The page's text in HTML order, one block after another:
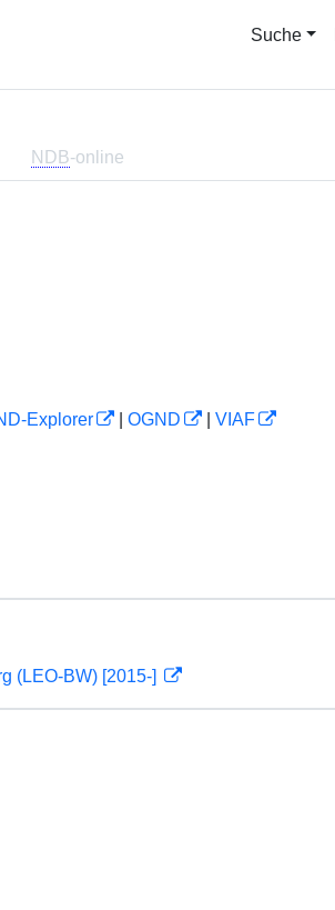
Suche
NDB-online
Explorer OGND
VIAF
(LEO-BW) [2015-]